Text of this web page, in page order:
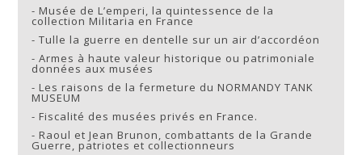
-Musée de L’emperi, la quintessence de la
collection Militaria en France
-Tulle la guerre en dentelle sur un air d’accordéon
-Armes à haute valeur historique ou patrimoniale
données aux musées
-Les raisons de la fermeture du NORMANDY TANK
MUSEUM
-Fiscalité des musées privés en France.
-Raoul et Jean Brunon, combattants de la Grande
Guerre, patriotes et collectionneurs